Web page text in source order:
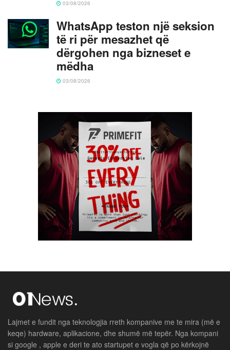
03/08/2026
WhatsApp teston një seksion
të ri për mesazhet që
dërgohen nga bizneset e
mëdha
03/08/2026
Lajmet e fundit nga teknologjia rreth kompanive me te mira (më e
keqe) hardware, aplikacione, dhe shumë më tepër. Nga kompani
si google , apple e deri te ato startupet e vogla që po kërkojnë